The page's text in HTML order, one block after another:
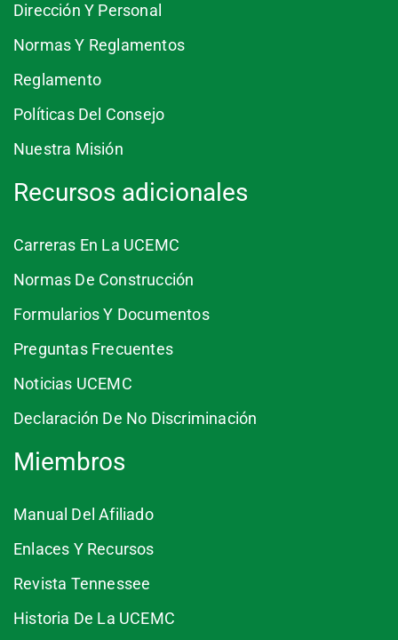
Dirección Y Personal
Normas Y Reglamentos
Reglamento
Políticas Del Consejo
Nuestra Misión
Recursos adicionales
Carreras En La UCEMC
Normas De Construcción
Formularios Y Documentos
Preguntas Frecuentes
Noticias UCEMC
Declaración De No Discriminación
Miembros
Manual Del Afiliado
Enlaces Y Recursos
Revista Tennessee
Historia De La UCEMC